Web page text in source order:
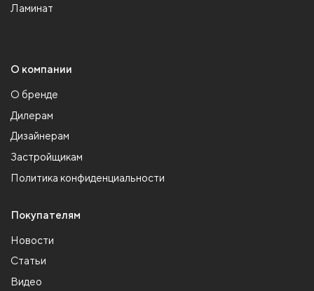
Ламинат
О компании
О бренде
Дилерам
Дизайнерам
Застройщикам
Политика конфиденциальности
Покупателям
Новости
Статьи
Видео